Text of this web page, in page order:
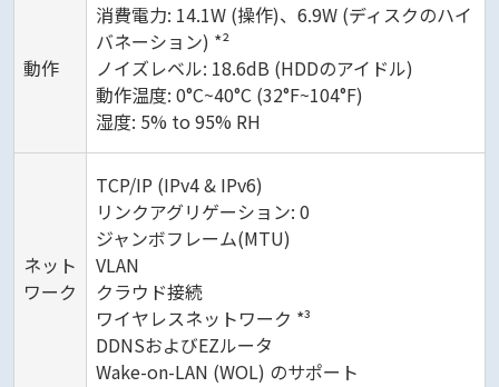
動作
消費電力: 14.1W (操作)、6.9W (ディスクのハイ
バネーション) *²
ノイズレベル: 18.6dB (HDDのアイドル)
動作温度: 0°C~40°C (32°F~104°F)
湿度: 5% to 95% RH
ネット
ワーク
TCP/IP (IPv4 & IPv6)
リンクアグリゲーション: 0
ジャンボフレーム(MTU)
VLAN
クラウド接続
ワイヤレスネットワーク *³
DDNSおよびEZルータ
Wake-on-LAN (WOL) のサポート